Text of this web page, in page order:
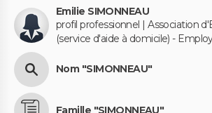
Emilie SIMONNEAU
profil professionnel | Association
(service d'aide à domicile) -
Nom "SIMONNEAU"
Famille "SIMONNEAU"